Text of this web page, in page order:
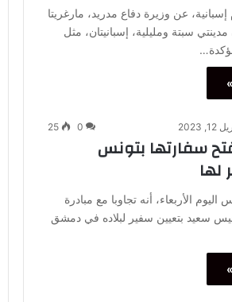
عن وزيرة دفاع مدريد، مارغريتا
سبتة ومليلية، إسبانيتان، مثل
2023
0
25
سفارتها بتونس
لها
الأربعاء، أنه تجاوبا مع مبادرة
سعيد بتعيين سفير لبلاده في دمشق